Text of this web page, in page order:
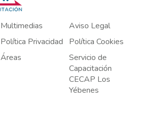
Multimedias
Aviso Legal
Política Privacidad
Política Cookies
Áreas
Servicio de
Capacitación
CECAP Los
Yébenes